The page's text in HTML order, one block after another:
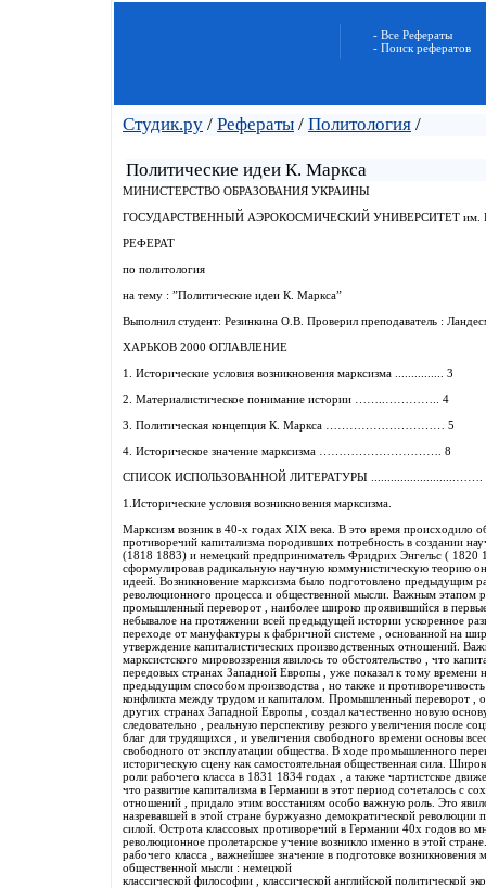
- Все Рефераты
- Поиск рефератов
Студик.ру / Рефераты / Политология /
Политические идеи К. Маркса
МИНИСТЕРСТВО ОБРАЗОВАНИЯ УКРАИНЫ
ГОСУДАРСТВЕННЫЙ АЭРОКОСМИЧЕСКИЙ УНИВЕРСИТЕТ им.
РЕФЕРАТ
по политология
на тему : ”Политические идеи К. Маркса”
Выполнил студент: Резинкина О.В. Проверил преподаватель :
ХАРЬКОВ 2000 ОГЛАВЛЕНИЕ
1. Исторические условия возникновения марксизма ............... 3
2. Материалистическое понимание истории ……..………….. 4
3. Политическая концепция К. Маркса ………………………… 5
4. Историческое значение марксизма …………………………. 8
СПИСОК ИСПОЛЬЗОВАННОЙ ЛИТЕРАТУРЫ ..........................…….
1.Исторические условия возникновения марксизма.
Марксизм возник в 40-х годах XIX века. В это время происходило
противоречий капитализма породивших потребность в создании
(1818 1883) и немецкий предприниматель Фридрих Энгельс ( 1820
сформулировав радикальную научную коммунистическую теорию
идеей. Возникновение марксизма было подготовлено предыдущим
революционного процесса и общественной мысли. Важным этапом
промышленный переворот , наиболее широко проявившийся в
небывалое на протяжении всей предыдущей истории ускоренное
переходе от мануфактуры к фабричной системе , основанной на
утверждение капиталистических производственных отношений.
марксистского мировоззрения явилось то обстоятельство , что
передовых странах Западной Европы , уже показал к тому времени
предыдущим способом производства , но также и противоречивость
конфликта между трудом и капиталом. Промышленный переворот ,
других странах Западной Европы , создал качественно новую
следовательно , реальную перспективу резкого увеличения после
благ для трудящихся , и увеличения свободного времени основы
свободного от эксплуатации общества. В ходе промышленного
историческую сцену как самостоятельная общественная сила.
роли рабочего класса в 1831 1834 годах , а также чартистское
что развитие капитализма в Германии в этот период сочеталось с
отношений , придало этим восстаниям особо важную роль. Это
назревавшей в этой стране буржуазно демократической революции
силой. Острота классовых противоречий в Германии 40х годов во
революционное пролетарское учение возникло именно в этой
рабочего класса , важнейшее значение в подготовке
общественной мысли : немецкой
классической философии , классической английской политической